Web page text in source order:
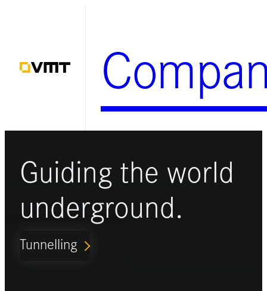
springen
Guiding the world
underground.
Tunnelling ARROW_FORWARD_IOS